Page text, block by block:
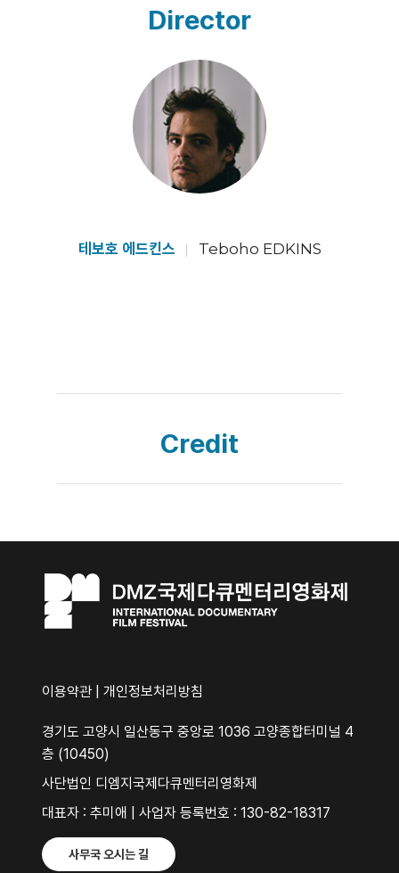
Director
테보호 에드킨스 Teboho EDKINS
Credit
이용약관 개인정보처리방침
경기도 고양시 일산동구 중앙로 1036 고양종합터미널 4
층 (10450)
사단법인 디엠지국제다큐멘터리영화제
대표자 : 추미애 | 사업자 등록번호 : 130-82-18317
사무국 오시는 길